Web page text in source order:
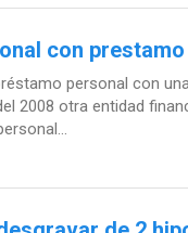
con
personal con
2008 otra entidad